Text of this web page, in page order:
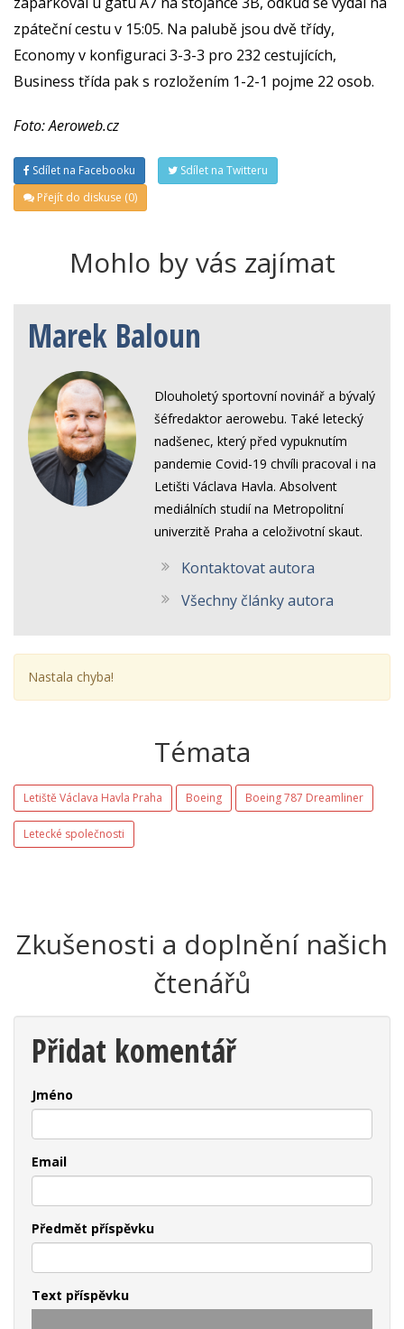
zpáteční cestu v 15:05. Na palubě jsou dvě třídy,
Economy v konfiguraci 3-3-3 pro 232 cestujících,
Business třída pak s rozložením 1-2-1 pojme 22 osob.
Foto: Aeroweb.cz
Sdílet na Facebooku
Sdílet na Twitteru
Přejít do diskuse (0)
Mohlo by vás zajímat
Marek Baloun
Dlouholetý sportovní novinář a bývalý
šéfredaktor aerowebu. Také letecký
nadšenec, který před vypuknutím
pandemie Covid-19 chvíli pracoval i na
Letišti Václava Havla. Absolvent
mediálních studií na Metropolitní
univerzitě Praha a celoživotní skaut.
Kontaktovat autora
Všechny články autora
Nastala chyba!
Témata
Letiště Václava Havla Praha Boeing Boeing 787 Dreamliner
Letecké společnosti
Zkušenosti a doplnění našich
čtenářů
Přidat komentář
Jméno
Email
Předmět příspěvku
Text příspěvku